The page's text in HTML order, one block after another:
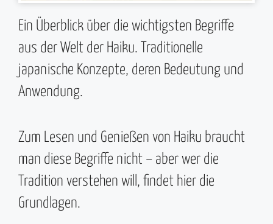
Ein Überblick über die wichtigsten Begriffe
aus der Welt der Haiku. Traditionelle
japanische Konzepte, deren Bedeutung und
Anwendung.
Zum Lesen und Genießen von Haiku braucht
man diese Begriffe nicht – aber wer die
Tradition verstehen will, findet hier die
Grundlagen.